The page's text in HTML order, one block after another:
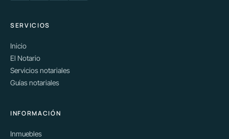
SERVICIOS
Inicio
El Notario
Servicios notariales
Guías notariales
INFORMACIÓN
Inmuebles